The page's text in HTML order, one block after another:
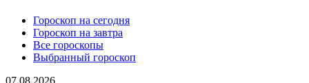
Гороскоп на сегодня
Гороскоп на завтра
Все гороскопы
Выбранный гороскоп